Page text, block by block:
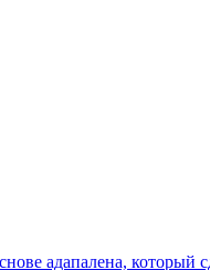
адапалена,